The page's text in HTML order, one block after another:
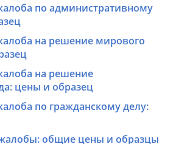
по административному
на решение мирового
на решение
цены и образец
по гражданскому делу:
общие цены и образцы